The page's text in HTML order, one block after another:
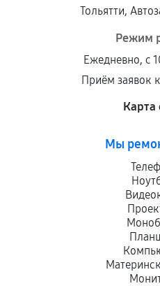
Тольятти,
Режим
Ежедневно, с
Приём заявок
Карта
Мы